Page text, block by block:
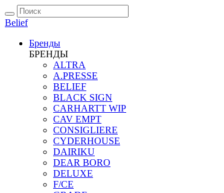
Belief
Бренды
БРЕНДЫ
ALTRA
A.PRESSE
BELIEF
BLACK SIGN
CARHARTT WIP
CAV EMPT
CONSIGLIERE
CYDERHOUSE
DAIRIKU
DEAR BORO
DELUXE
F/CE